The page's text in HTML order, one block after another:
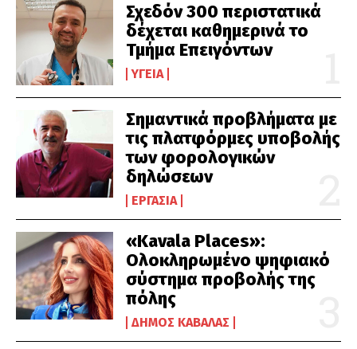
Σχεδόν 300 περιστατικά
δέχεται καθημερινά το
Τμήμα Επειγόντων
ΥΓΕΊΑ
Σημαντικά προβλήματα με
τις πλατφόρμες υποβολής
των φορολογικών
δηλώσεων
ΕΡΓΑΣΊΑ
«Kavala Places»:
Ολοκληρωμένο ψηφιακό
σύστημα προβολής της
πόλης
ΔΉΜΟΣ ΚΑΒΆΛΑΣ